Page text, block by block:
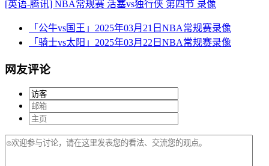
[英语-腾讯] NBA常规赛 活塞vs独行侠 第四节 录像
「公牛vs国王」2025年03月21日NBA常规赛录像
「骑士vs太阳」2025年03月22日NBA常规赛录像
网友评论